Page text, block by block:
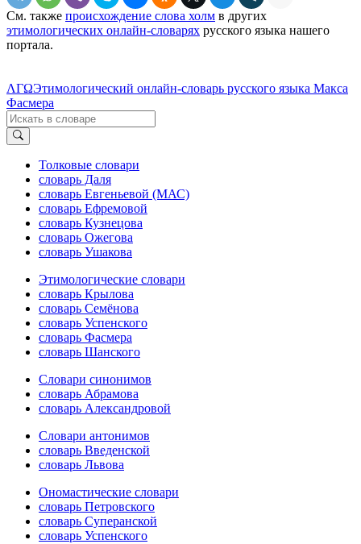
См. также происхождение слова холм в других
этимологических онлайн-словарях русского языка нашего
портала.
ΛΓΩЭтимологический онлайн-словарь русского языка Макса
Фасмера
Толковые словари
словарь Даля
словарь Евгеньевой (МАС)
словарь Ефремовой
словарь Кузнецова
словарь Ожегова
словарь Ушакова
Этимологические словари
словарь Крылова
словарь Семёнова
словарь Успенского
словарь Фасмера
словарь Шанского
Словари синонимов
словарь Абрамова
словарь Александровой
Словари антонимов
словарь Введенской
словарь Львова
Ономастические словари
словарь Петровского
словарь Суперанской
словарь Успенского